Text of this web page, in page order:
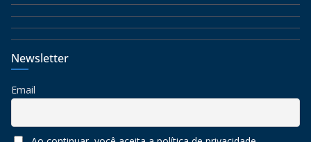
Newsletter
Email